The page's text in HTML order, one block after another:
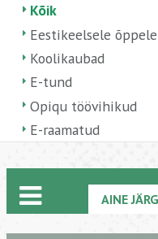
Kõik
Eestikeelsele
Koolikaubad
E-tund
Opiqu töövihikud
E-raamatud
AINE